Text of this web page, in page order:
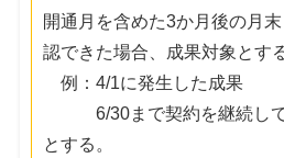
開通月を含めた3か月後の月
認できた場合、成果対象とす
例：4/1に発生した成果
6/30まで契約を継続して
とする。